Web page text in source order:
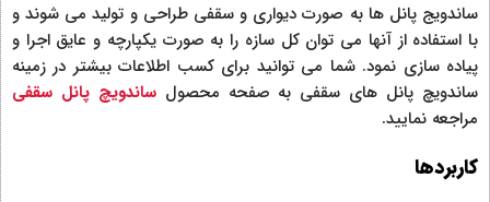
ساندویج پانل ها به صورت دیواری و سقفی طراحی و تولید می شوند و
با استفاده از آنها می توان کل سازه را به صورت یکپارچه و عایق اجرا و
پیاده سازی نمود. شما می توانید برای کسب اطلاعات بیشتر در زمینه
ساندویچ پانل های سقفی به صفحه محصولساندویچ پانل سقفی
مراجعه نمایید.
کاربردها